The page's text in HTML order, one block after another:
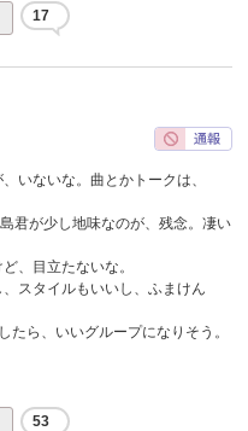
17
いないな。曲とかトークは、
君が少し地味なのが、残念。凄い
、目立たないな。
スタイルもいいし、ふまけん
ら、いいグループになりそう。
53